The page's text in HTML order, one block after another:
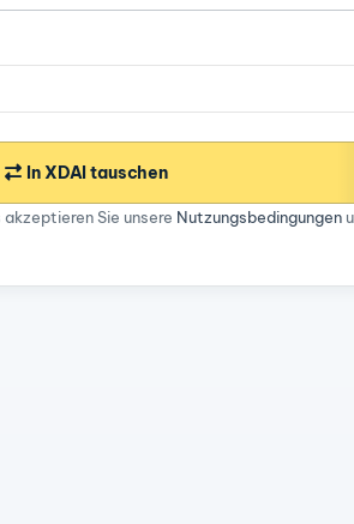
In XDAI tauschen
Sie unsere Nutzungsbedingungen